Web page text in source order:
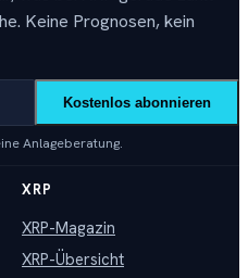
Keine Prognosen, kein
Kostenlos abonnieren
Anlageberatung.
XRP
XRP-Magazin
XRP-Übersicht